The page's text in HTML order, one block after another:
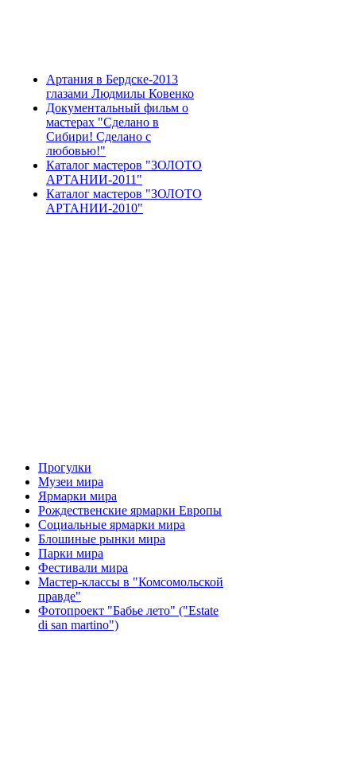
Артания в Бердске-2013
глазами Людмилы Ковенко
Документальный фильм о
мастерах "Сделано в
Сибири! Сделано с
любовью!"
Каталог мастеров "ЗОЛОТО
АРТАНИИ-2011"
Каталог мастеров "ЗОЛОТО
АРТАНИИ-2010"
Прогулки
Музеи мира
Ярмарки мира
Рождественские ярмарки Европы
Социальные ярмарки мира
Блошиные рынки мира
Парки мира
Фестивали мира
Мастер-классы в "Комсомольской
правде"
Фотопроект "Бабье лето" ("Еstate
di san martino")